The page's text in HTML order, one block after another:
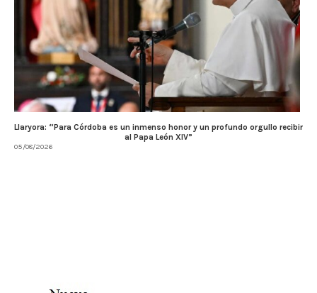
Llaryora: “Para Córdoba es un inmenso honor y un profundo orgullo recibir
al Papa León XIV”
05/08/2026